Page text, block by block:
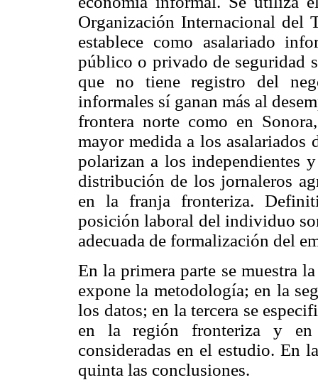
Organización Internacional del
establece como asalariado
público o privado de seguridad
que no tiene registro del
informales sí ganan más al
frontera norte como en
mayor medida a los asalariados
polarizan a los independientes
distribución de los jornaleros
en la franja fronteriza.
posición laboral del individuo
adecuada de formalización del
En la primera parte se muestra
expone la metodología; en la
los datos; en la tercera se
en la región fronteriza y en
consideradas en el estudio. En
quinta las conclusiones.